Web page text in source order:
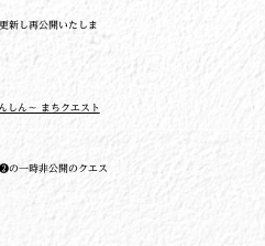
新し再公開いたしま
ん～ まちクエスト
一時非公開のクエス